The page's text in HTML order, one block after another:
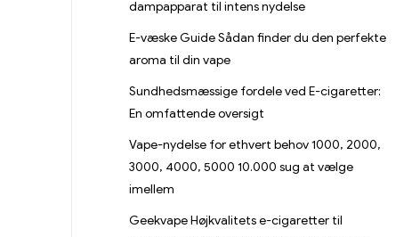
dampapparat til intens nydelse
E-væske Guide Sådan finder du den perfekte
aroma til din vape
Sundhedsmæssige fordele ved E-cigaretter:
En omfattende oversigt
Vape-nydelse for ethvert behov 1000, 2000,
3000, 4000, 5000 10.000 sug at vælge
imellem
Geekvape Højkvalitets e-cigaretter til